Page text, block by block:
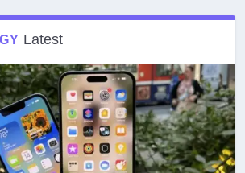
Latest